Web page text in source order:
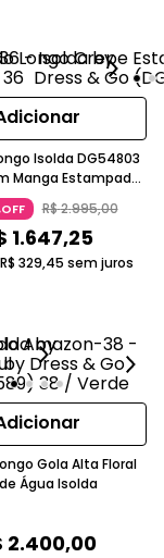
Isolda DG54803
Manga Estampado
Azul Claro
R$2.995,00
1.647,25
R$ 329,45 sem juros
Gola Alta Floral
Água Isolda
2.400,00